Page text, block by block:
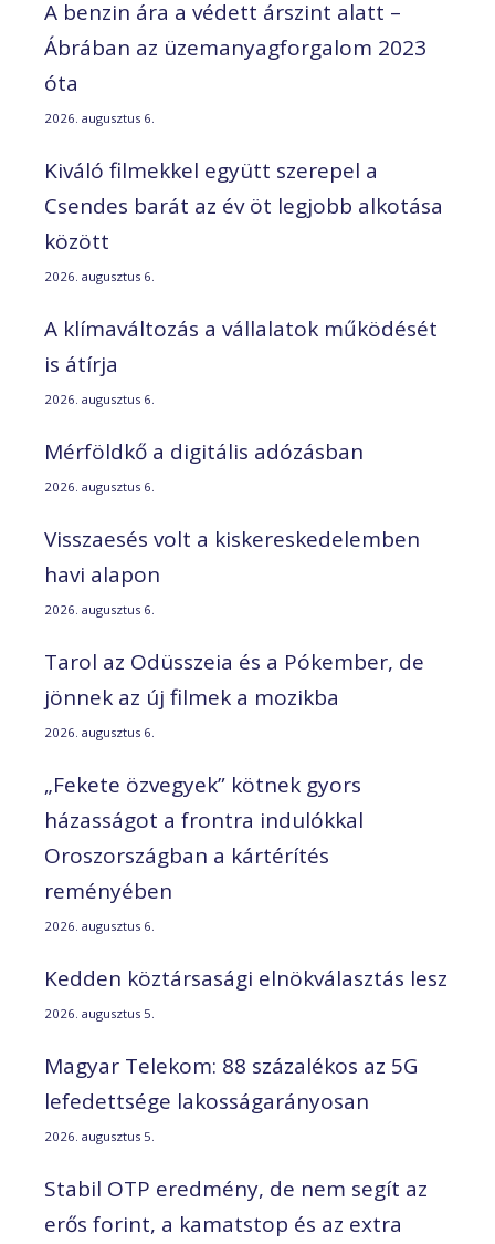
A benzin ára a védett árszint alatt –
Ábrában az üzemanyagforgalom 2023
óta
2026. augusztus 6.
Kiváló filmekkel együtt szerepel a
Csendes barát az év öt legjobb alkotása
között
2026. augusztus 6.
A klímaváltozás a vállalatok működését
is átírja
2026. augusztus 6.
Mérföldkő a digitális adózásban
2026. augusztus 6.
Visszaesés volt a kiskereskedelemben
havi alapon
2026. augusztus 6.
Tarol az Odüsszeia és a Pókember, de
jönnek az új filmek a mozikba
2026. augusztus 6.
„Fekete özvegyek” kötnek gyors
házasságot a frontra indulókkal
Oroszországban a kártérítés
reményében
2026. augusztus 6.
Kedden köztársasági elnökválasztás lesz
2026. augusztus 5.
Magyar Telekom: 88 százalékos az 5G
lefedettsége lakosságarányosan
2026. augusztus 5.
Stabil OTP eredmény, de nem segít az
erős forint, a kamatstop és az extra